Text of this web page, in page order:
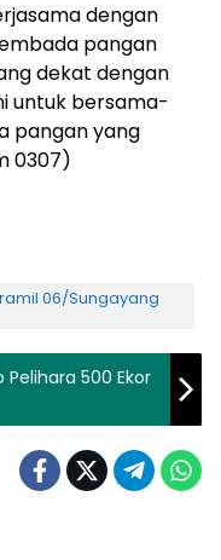
dengan
pangan
dekat dengan
untuk bersama-
pangan yang
0307)
06/Sungayang
500 Ekor